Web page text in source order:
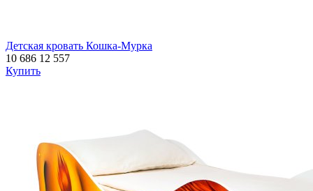
Детская кровать Кошка-Мурка
10 686 12 557
Купить